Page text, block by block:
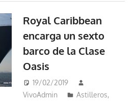
Royal Caribbean
encarga un sexto
barco de la Clase
Oasis
19/02/2019
VivoAdmin
Astilleros,